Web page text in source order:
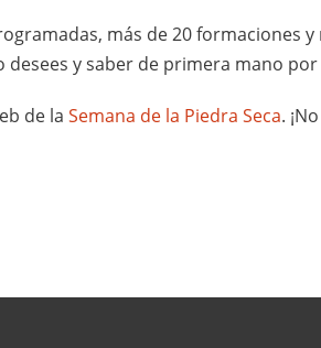
más de 20 formaciones
y saber de primera mano
de la Semana de la Piedra Seca.